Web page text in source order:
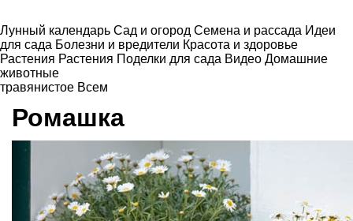
Лунный календарь Сад и огород Семена и рассада Идеи
для сада Болезни и вредители Красота и здоровье
Растения Растения Поделки для сада Видео Домашние
животные
травянистое Всем
Ромашка